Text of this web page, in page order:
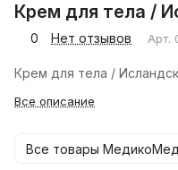
Крем для тела /
0 Нет отзывов Арт.
Крем для тела /
Все описание
Все товары МедикоМед